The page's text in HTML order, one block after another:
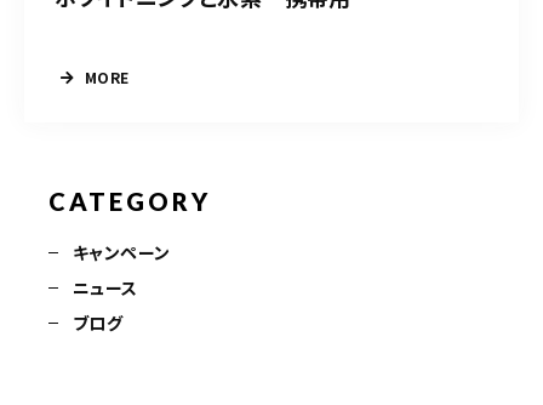
MORE
CATEGORY
キャンペーン
ニュース
ブログ